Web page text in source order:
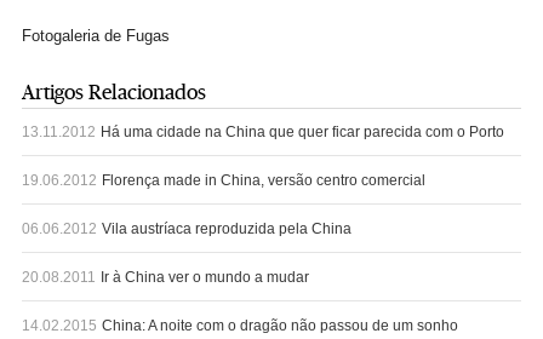
Fotogaleria de Fugas
Artigos Relacionados
13.11.2012 Há uma cidade na China que quer ficar parecida com o Porto
19.06.2012 Florença made in China, versão centro comercial
06.06.2012 Vila austríaca reproduzida pela China
20.08.2011 Ir à China ver o mundo a mudar
14.02.2015 China: A noite com o dragão não passou de um sonho